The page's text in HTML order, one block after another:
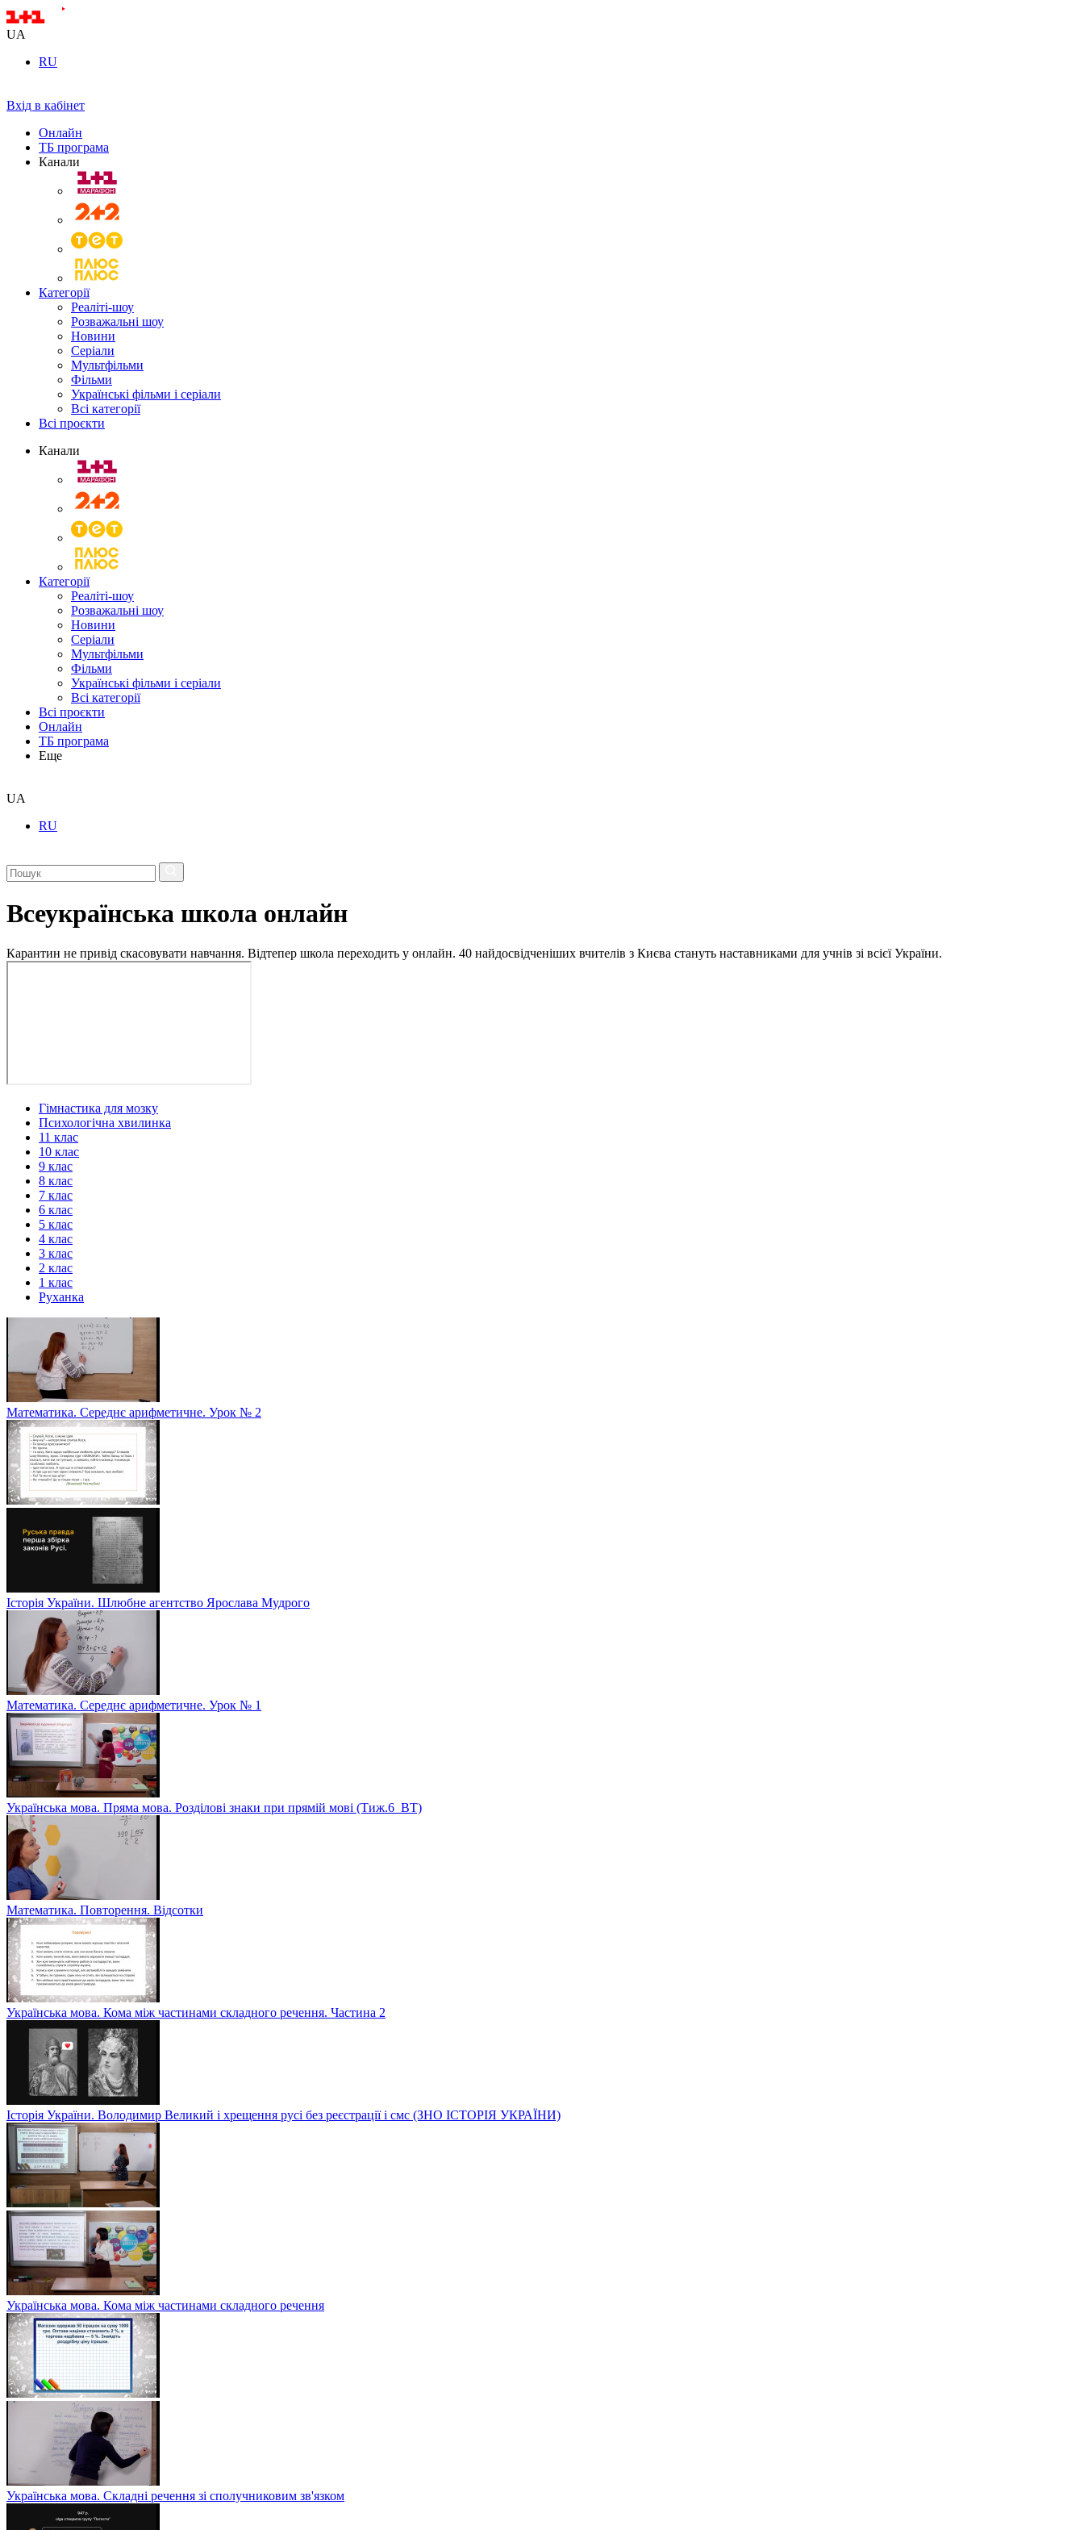
UA
RU
Вхід в кабінет
Онлайн
ТБ програма
Канали
Категорії
Реаліті-шоу
Розважальні шоу
Новини
Серіали
Мультфільми
Фільми
Українські фільми і серіали
Всі категорії
Всі проєкти
Канали
Категорії
Реаліті-шоу
Розважальні шоу
Новини
Серіали
Мультфільми
Фільми
Українські фільми і серіали
Всі категорії
Всі проєкти
Онлайн
ТБ програма
Еще
UA
RU
Всеукраїнська школа онлайн
Карантин не привід скасовувати навчання. Відтепер школа переходить у онлайн. 40 найдосвідченіших вчителів з Києва стануть наставниками для учнів зі всієї України.
Гімнастика для мозку
Психологічна хвилинка
11 клас
10 клас
9 клас
8 клас
7 клас
6 клас
5 клас
4 клас
3 клас
2 клас
1 клас
Руханка
Математика. Середнє арифметичне. Урок № 2
Історія України. Шлюбне агентство Ярослава Мудрого
Математика. Середнє арифметичне. Урок № 1
Українська мова. Пряма мова. Розділові знаки при прямій мові (Тиж.6_ВТ)
Математика. Повторення. Відсотки
Українська мова. Кома між частинами складного речення. Частина 2
Історія України. Володимир Великий і хрещення русі без реєстрації і смс (ЗНО ІСТОРІЯ УКРАЇНИ)
Українська мова. Кома між частинами складного речення
Українська мова. Складні речення зі сполучниковим зв'язком